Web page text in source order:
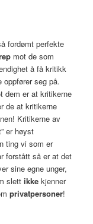
fordømt perfekte
mot de som
å få kritikk
oppfører seg på.
dem er at kritikerne
de at kritikerne
Kritikerne av
er høyst
ting vi som er
forstått så er at det
sine egne unger,
slettikke kjenner
privatpersoner!